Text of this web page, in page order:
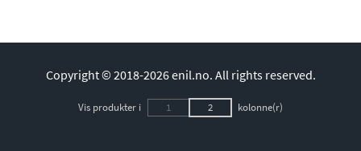
Copyright © 2018-2026 enil.no. All rights reserved.
Vis produkter i 1 2 kolonne(r)